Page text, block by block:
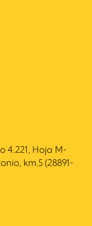
4.221, Hoja M-
km.5 (28891-